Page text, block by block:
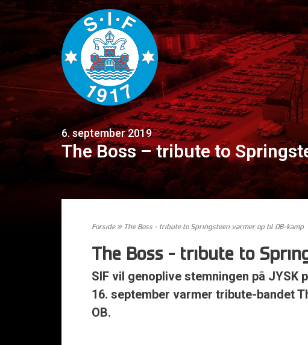
6. september 2019
The Boss – tribute to
Forside» The Boss – tribute to Springsteen varmer op til OB-kamp
The Boss – tribute to
SIF vil genoplive stemningen på JYSK
16. september varmer tribute-bandet
OB.